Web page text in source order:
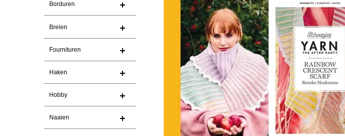
Borduren
Breien
Fournituren
Haken
Hobby
Naaien